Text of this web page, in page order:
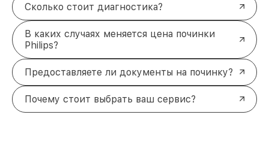
Сколько стоит диагностика?
В каких случаях меняется цена починки
Philips?
Предоставляете ли документы на починку?
Почему стоит выбрать ваш сервис?